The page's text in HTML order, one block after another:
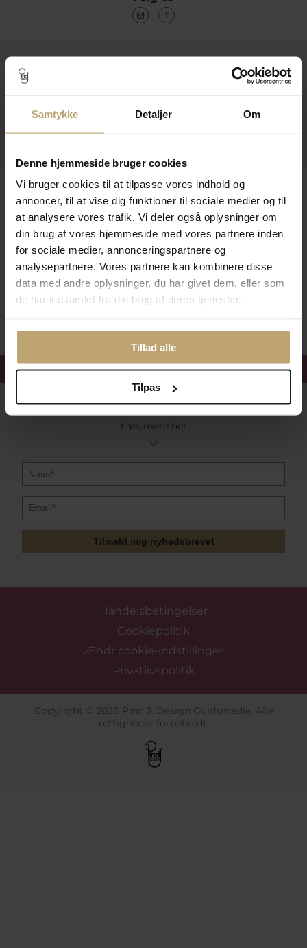
Samtykke Detaljer Om
Denne hjemmeside bruger cookies
Vi bruger cookies til at tilpasse vores indhold og
annoncer, til at vise dig funktioner til sociale medier og til
at analysere vores trafik. Vi deler også oplysninger om
din brug af vores hjemmeside med vores partnere inden
for sociale medier, annonceringspartnere og
analysepartnere. Vores partnere kan kombinere disse
data med andre oplysninger, du har givet dem, eller som
de har indsamlet fra din brug af deres tjenester.
Tillad alle
Tilpas
Information
Leveringsmuligheder
Betalingsmuligheder
Sikker Og Tryg E-Handel
Få 15%velkomstrabat
Følg med i vores nyhedsbrev
Læs mere her
Tilmeld mig nyhedsbrevet
Handelsbetingelser
Cookiepolitik
Ændr cookie-indstillinger
Privatlivspolitik
Copyright © 2026 Pind J. Design Guldsmedie. Alle
rettigheder forbeholdt.